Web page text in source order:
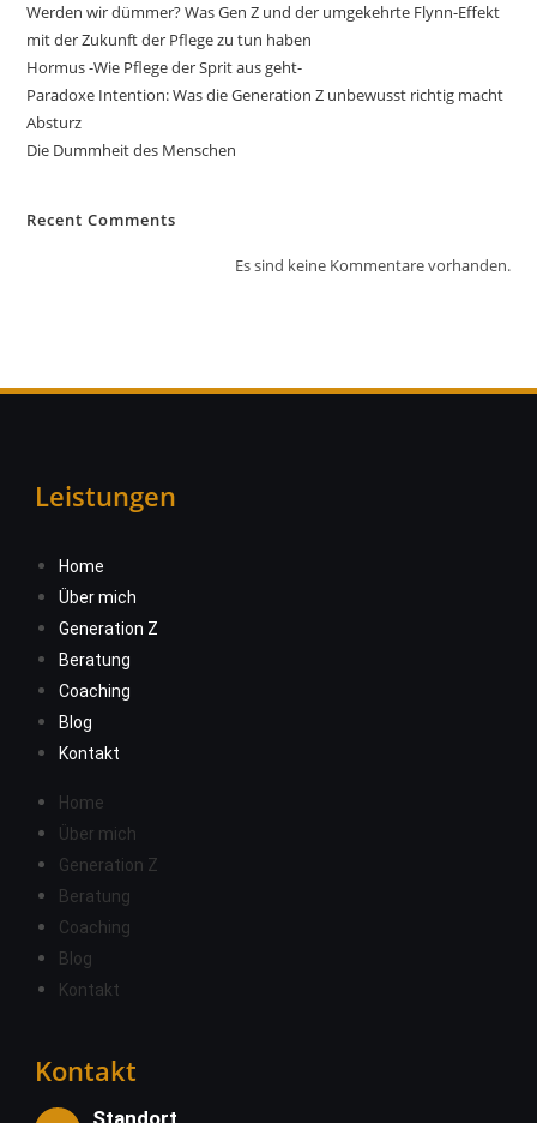
Werden wir dümmer? Was Gen Z und der umgekehrte Flynn-Effekt
mit der Zukunft der Pflege zu tun haben
Hormus -Wie Pflege der Sprit aus geht-
Paradoxe Intention: Was die Generation Z unbewusst richtig macht
Absturz
Die Dummheit des Menschen
Recent Comments
Es sind keine Kommentare vorhanden.
Leistungen
Home
Über mich
Generation Z
Beratung
Coaching
Blog
Kontakt
Home
Über mich
Generation Z
Beratung
Coaching
Blog
Kontakt
Kontakt
Standort